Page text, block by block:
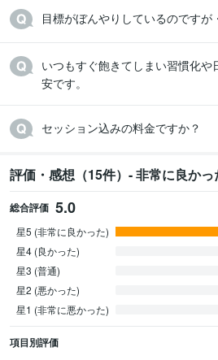
目標がぼんやりしているのですが
いつもすぐ飽きてしまい習慣化や
安です。
セッション込みの料金ですか？
評価・感想（15件）- 非常に良かっ
総合評価 5.0
星5 (非常に良かった)
星4 (良かった)
星3 (普通)
星2 (悪かった)
星1 (非常に悪かった)
項目別評価